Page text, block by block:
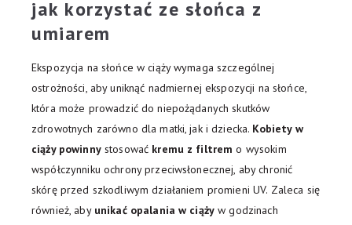
jak korzystać ze słońca z
umiarem
Ekspozycja na słońce w ciąży wymaga szczególnej
ostrożności, aby uniknąć nadmiernej ekspozycji na słońce,
która może prowadzić do niepożądanych skutków
zdrowotnych zarówno dla matki, jak i dziecka. Kobiety w
ciąży powinnystosować kremu z filtrem o wysokim
współczynniku ochrony przeciwsłonecznej, aby chronić
skórę przed szkodliwym działaniem promieni UV. Zaleca się
również, aby unikać opalania w ciąży w godzinach